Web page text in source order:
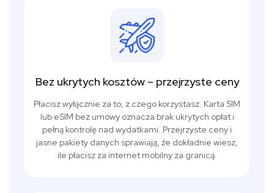
Bez ukrytych kosztów – przejrzyste ceny
Płacisz wyłącznie za to, z czego korzystasz. Karta SIM
lub eSIM bez umowy oznacza brak ukrytych opłat i
pełną kontrolę nad wydatkami. Przejrzyste ceny i
jasne pakiety danych sprawiają, że dokładnie wiesz,
ile płacisz za internet mobilny za granicą.